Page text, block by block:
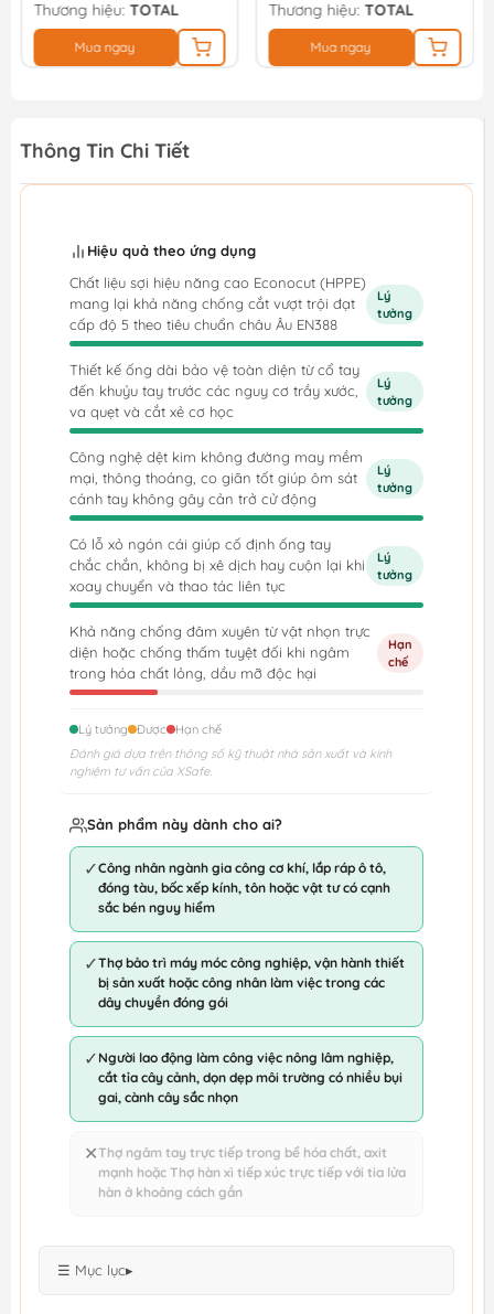
Thương hiệu: TOTAL
Mua ngay
Thương hiệu:TOTAL
Mua ngay
Thông Tin Chi Tiết
Hiệu quả theo ứng dụng
Chất liệu sợi hiệu năng cao Econocut (HPPE)
mang lại khả năng chống cắt vượt trội đạt
cấp độ 5 theo tiêu chuẩn châu Âu EN388
Lý
tưởng
Thiết kế ống dài bảo vệ toàn diện từ cổ tay
đến khuỷu tay trước các nguy cơ trầy xước,
va quẹt và cắt xẻ cơ học
Lý
tưởng
Công nghệ dệt kim không đường may mềm
mại, thông thoáng, co giãn tốt giúp ôm sát
cánh tay không gây cản trở cử động
Lý
tưởng
Có lỗ xỏ ngón cái giúp cố định ống tay
chắc chắn, không bị xê dịch hay cuộn lại khi
xoay chuyển và thao tác liên tục
Lý
tưởng
Khả năng chống đâm xuyên từ vật nhọn trực
diện hoặc chống thấm tuyệt đối khi ngâm
trong hóa chất lỏng, dầu mỡ độc hại
Hạn
chế
Lý tưởng Được
Hạn chế
Đánh giá dựa trên thông số kỹ thuật nhà sản xuất và kinh
nghiệm tư vấn của XSafe.
Sản phẩm này dành cho ai?
✓Công nhân ngành gia công cơ khí, lắp ráp ô tô,
đóng tàu, bốc xếp kính, tôn hoặc vật tư có cạnh
sắc bén nguy hiểm
✓Thợ bảo trì máy móc công nghiệp, vận hành thiết
bị sản xuất hoặc công nhân làm việc trong các
dây chuyền đóng gói
✓ Người lao động làm công việc nông lâm nghiệp,
cắt tỉa cây cảnh, dọn dẹp môi trường có nhiều bụi
gai, cành cây sắc nhọn
✕Thợ ngâm tay trực tiếp trong bể hóa chất, axit
mạnh hoặc Thợ hàn xì tiếp xúc trực tiếp với tia lửa
hàn ở khoảng cách gần
☰ Mục lục▸